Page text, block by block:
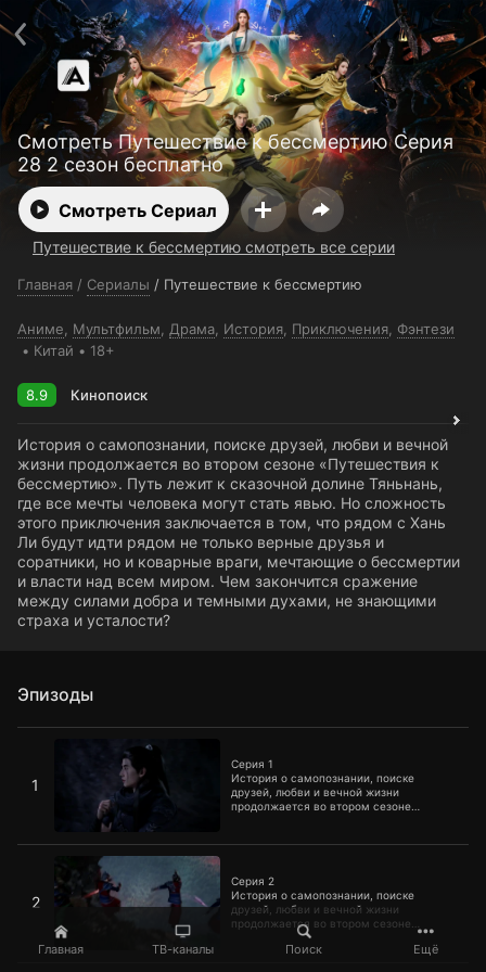
Главная ТВ-каналы Поиск Ещё
Смотреть Путешествие к бессмертию Серия
28 2 сезон бесплатно
Смотреть Сериал
Путешествие к бессмертию смотреть все серии
Главная / Сериалы / Путешествие к бессмертию
Аниме Мультфильм Драма История Приключения Фэнтези
Китай
18+
8.9 Кинопоиск
История о самопознании, поиске друзей, любви и вечной
жизни продолжается во втором сезоне «Путешествия к
бессмертию». Путь лежит к сказочной долине Тяньнань,
где все мечты человека могут стать явью. Но сложность
этого приключения заключается в том, что рядом с Хань
Ли будут идти рядом не только верные друзья и
соратники, но и коварные враги, мечтающие о бессмертии
и власти над всем миром. Чем закончится сражение
между силами добра и темными духами, не знающими
страха и усталости?
Эпизоды
1
Серия 1
История о самопознании, поиске
друзей, любви и вечной жизни
продолжается во втором сезоне
все мечты человека могут стать явью.
заключается в том, что рядом с Хань Ли
будут идти рядом не только верные
друзья и соратники, но и коварные
враги, мечтающие о бессмертии и
власти над всем миром. Чем
закончится сражение между силами
2
Серия 2
История о самопознании, поиске
друзей, любви и вечной жизни
продолжается во втором сезоне
«Путешествия к бессмертию». Путь
лежит к сказочной долине Тяньнань, где
Поддержка:support@24h.tv
О сервисе
Пользовательское соглашение
Политика конфиденциальности
Для партнёров
Открыть приложение
Ввести промокод
Установить на ТВ
Бесплатные каналы Контакты